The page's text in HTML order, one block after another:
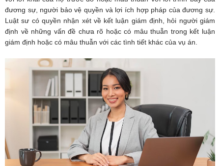
đương sự, người bảo vệ quyền và lợi ích hợp pháp của đương sự.
Luật sư có quyền nhận xét về kết luận giám định, hỏi người giám
định về những vấn đề chưa rõ hoặc có mâu thuẫn trong kết luận
giám định hoặc có mâu thuẫn với các tình tiết khác của vụ án.